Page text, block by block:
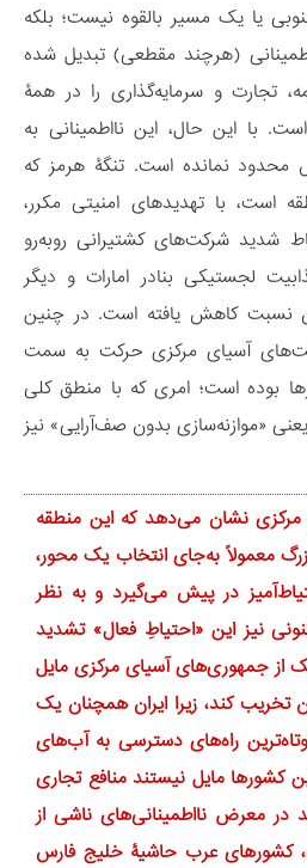
یا یک مسیر بالقوه نیست؛ بلکه
(هرچند مقطعی) تبدیل شده
تجارت و سرمایه‌گذاری را در همۀ
با این حال، این نااطمینانی به
محدود نمانده است. تنگۀ هرمز که
است، با تهدیدهای امنیتی مکرر،
شدید شرکت‌های کشتیرانی روبه‌رو
لجستیکی بنادر امارات و دیگر
نسبت کاهش یافته است. در چنین
آسیای مرکزی حرکت به سمت
بوده است؛ امری که با منطق کلی
«موازنه‌سازی بدون صف‌آرایی» نیز
مرکزی نشان می‌دهد که این منطقه
معمولاً به‌جای انتخاب یک محور،
در پیش می‌گیرد و به نظر
نیز این «احتیاطِ فعال» تشدید
جمهوری‌های آسیای مرکزی مایل
تخریب کند، زیرا ایران همچنان یک
راه‌های دسترسی به آب‌های
کشورها مایل نیستند منافع تجاری
معرض نااطمینانی‌های ناشی از
کشورهای عرب حاشیۀ خلیج فارس